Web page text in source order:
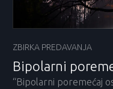
ZBIRKA PREDAVANJA
Bipolarni
“Bipolarni poremećaj